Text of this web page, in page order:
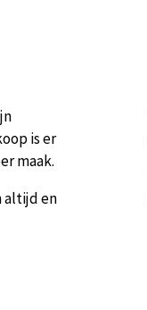
is er
maak.
altijd en